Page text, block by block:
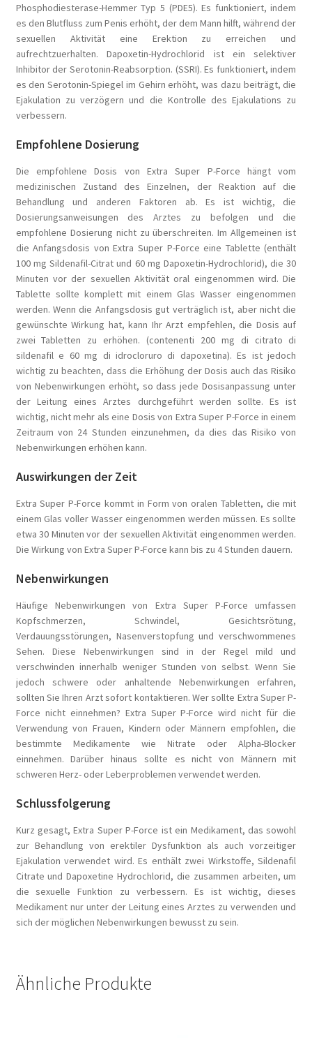
Phosphodiesterase-Hemmer Typ 5 (PDE5). Es funktioniert, indem
es den Blutfluss zum Penis erhöht, der dem Mann hilft, während der
sexuellen Aktivität eine Erektion zu erreichen und
aufrechtzuerhalten. Dapoxetin-Hydrochlorid ist ein selektiver
Inhibitor der Serotonin-Reabsorption. (SSRI). Es funktioniert, indem
es den Serotonin-Spiegel im Gehirn erhöht, was dazu beiträgt, die
Ejakulation zu verzögern und die Kontrolle des Ejakulations zu
verbessern.
Empfohlene Dosierung
Die empfohlene Dosis von Extra Super P-Force hängt vom
medizinischen Zustand des Einzelnen, der Reaktion auf die
Behandlung und anderen Faktoren ab. Es ist wichtig, die
Dosierungsanweisungen des Arztes zu befolgen und die
empfohlene Dosierung nicht zu überschreiten. Im Allgemeinen ist
die Anfangsdosis von Extra Super P-Force eine Tablette (enthält
100 mg Sildenafil-Citrat und 60 mg Dapoxetin-Hydrochlorid), die 30
Minuten vor der sexuellen Aktivität oral eingenommen wird. Die
Tablette sollte komplett mit einem Glas Wasser eingenommen
werden. Wenn die Anfangsdosis gut verträglich ist, aber nicht die
gewünschte Wirkung hat, kann Ihr Arzt empfehlen, die Dosis auf
zwei Tabletten zu erhöhen. (contenenti 200 mg di citrato di
sildenafil e 60 mg di idrocloruro di dapoxetina). Es ist jedoch
wichtig zu beachten, dass die Erhöhung der Dosis auch das Risiko
von Nebenwirkungen erhöht, so dass jede Dosisanpassung unter
der Leitung eines Arztes durchgeführt werden sollte. Es ist
wichtig, nicht mehr als eine Dosis von Extra Super P-Force in einem
Zeitraum von 24 Stunden einzunehmen, da dies das Risiko von
Nebenwirkungen erhöhen kann.
Auswirkungen der Zeit
Extra Super P-Force kommt in Form von oralen Tabletten, die mit
einem Glas voller Wasser eingenommen werden müssen. Es sollte
etwa 30 Minuten vor der sexuellen Aktivität eingenommen werden.
Die Wirkung von Extra Super P-Force kann bis zu 4 Stunden dauern.
Nebenwirkungen
Häufige Nebenwirkungen von Extra Super P-Force umfassen
Kopfschmerzen, Schwindel, Gesichtsrötung,
Verdauungsstörungen, Nasenverstopfung und verschwommenes
Sehen. Diese Nebenwirkungen sind in der Regel mild und
verschwinden innerhalb weniger Stunden von selbst. Wenn Sie
jedoch schwere oder anhaltende Nebenwirkungen erfahren,
sollten Sie Ihren Arzt sofort kontaktieren. Wer sollte Extra Super P-
Force nicht einnehmen? Extra Super P-Force wird nicht für die
Verwendung von Frauen, Kindern oder Männern empfohlen, die
bestimmte Medikamente wie Nitrate oder Alpha-Blocker
einnehmen. Darüber hinaus sollte es nicht von Männern mit
schweren Herz- oder Leberproblemen verwendet werden.
Schlussfolgerung
Kurz gesagt, Extra Super P-Force ist ein Medikament, das sowohl
zur Behandlung von erektiler Dysfunktion als auch vorzeitiger
Ejakulation verwendet wird. Es enthält zwei Wirkstoffe, Sildenafil
Citrate und Dapoxetine Hydrochlorid, die zusammen arbeiten, um
die sexuelle Funktion zu verbessern. Es ist wichtig, dieses
Medikament nur unter der Leitung eines Arztes zu verwenden und
sich der möglichen Nebenwirkungen bewusst zu sein.
Ähnliche Produkte